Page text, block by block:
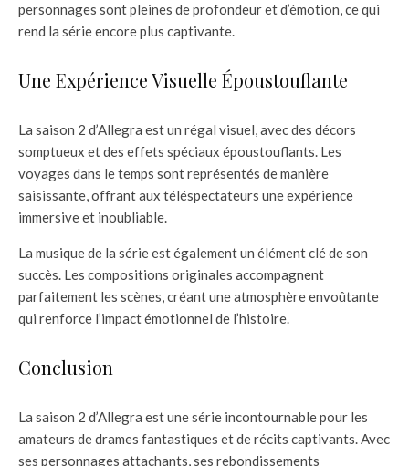
personnages sont pleines de profondeur et d’émotion, ce qui
rend la série encore plus captivante.
Une Expérience Visuelle Époustouflante
La saison 2 d’Allegra est un régal visuel, avec des décors
somptueux et des effets spéciaux époustouflants. Les
voyages dans le temps sont représentés de manière
saisissante, offrant aux téléspectateurs une expérience
immersive et inoubliable.
La musique de la série est également un élément clé de son
succès. Les compositions originales accompagnent
parfaitement les scènes, créant une atmosphère envoûtante
qui renforce l’impact émotionnel de l’histoire.
Conclusion
La saison 2 d’Allegra est une série incontournable pour les
amateurs de drames fantastiques et de récits captivants. Avec
ses personnages attachants, ses rebondissements